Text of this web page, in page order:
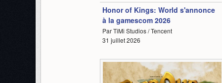
Honor of Kings: World s'annonce
à la gamescom 2026
Par TiMi Studios / Tencent
31 juillet 2026